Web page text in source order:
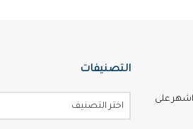
اشهر على
التصنيفات
اختر التصنيف